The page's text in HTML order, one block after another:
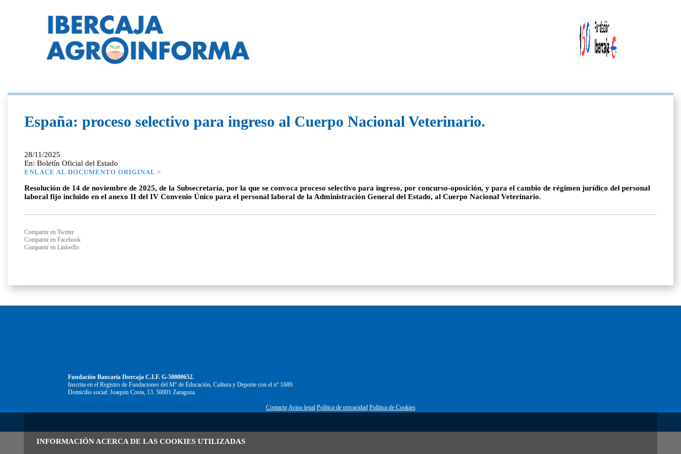
INFORMACIÓN ACERCA DE LAS COOKIES UTILIZADAS
España: proceso selectivo para ingreso al Cuerpo Nacional Veterinario.
28/11/2025
En: Boletín Oficial del Estado
ENLACE AL DOCUMENTO ORIGINAL >
Resolución de 14 de noviembre de 2025, de la Subsecretaría, por la que se convoca proceso selectivo para ingreso, por concurso-oposición, y para el cambio de régimen jurídico del personal
laboral fijo incluido en el anexo II del IV Convenio Único para el personal laboral de la Administración General del Estado, al Cuerpo Nacional Veterinario.
Compartir en Twitter
Compartir en Facebook
Compartir en LinkedIn
Fundación Bancaria Ibercaja C.I.F. G-50000652.
Inscrita en el Registro de Fundaciones del Mº de Educación, Cultura y Deporte con el nº 1689.
Domicilio social: Joaquín Costa, 13. 50001 Zaragoza.
Contacto Aviso legal Política de privacidad Política de Cookies